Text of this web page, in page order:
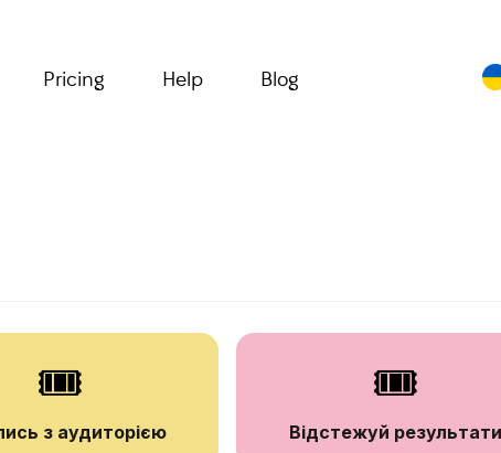
Pricing Help Blog
🎟️
з аудиторією
🎟️
Відстежуй результати